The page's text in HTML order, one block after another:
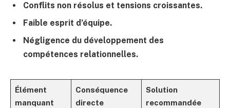
Conflits non résolus et tensions croissantes.
Faible esprit d’équipe.
Négligence du développement des
compétences relationnelles.
Élément
manquant
Conséquence
directe
Solution
recommandée